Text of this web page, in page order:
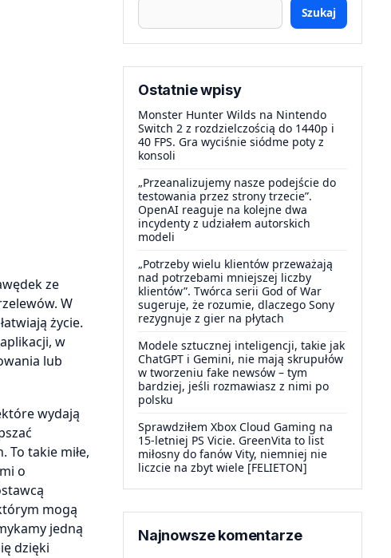
ze
W
życie.
w
lub
wydają
To takie miłe,
o
mogą
jedną
dzięki
Szukaj
Ostatnie wpisy
Monster Hunter Wilds na Nintendo
Switch 2 z rozdzielczością do 1440p i
40 FPS. Gra wyciśnie siódme poty z
konsoli
„Przeanalizujemy nasze podejście do
testowania przez strony trzecie”.
OpenAI reaguje na kolejne dwa
incydenty z udziałem autorskich
modeli
„Potrzeby wielu klientów przeważają
nad potrzebami mniejszej liczby
klientów”. Twórca serii God of War
sugeruje, że rozumie, dlaczego Sony
rezygnuje z gier na płytach
Modele sztucznej inteligencji, takie jak
ChatGPT i Gemini, nie mają skrupułów
w tworzeniu fake newsów – tym
bardziej, jeśli rozmawiasz z nimi po
polsku
Sprawdziłem Xbox Cloud Gaming na
15-letniej PS Vicie. GreenVita to list
miłosny do fanów Vity, niemniej nie
liczcie na zbyt wiele [FELIETON]
Najnowsze komentarze